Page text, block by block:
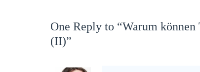
One Reply to “Warum
(II)”